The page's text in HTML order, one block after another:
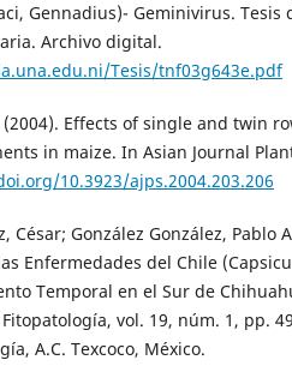
Gennadius)- Geminivirus.
Archivo digital.
Tesis/tnf03g643e.pdf
(2004). Effects of single and twin
in maize. In Asian Journal
10.3923/ajps.2004.203.206
César; González González, Pablo
Enfermedades del Chile
Temporal en el Sur de
vol. 19, núm. 1, pp.
A.C. Texcoco, México.